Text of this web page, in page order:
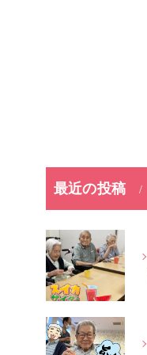
最近の投稿